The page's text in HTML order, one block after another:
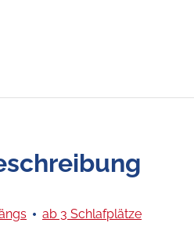
ab 3 Schlafplätze